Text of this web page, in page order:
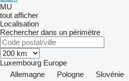
MU
tout afficher
Localisation
Rechercher dans un périmètre
Luxembourg Europe
Allemagne
Pologne Slovénie